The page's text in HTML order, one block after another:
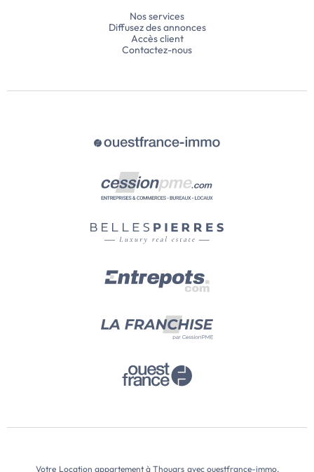
Nos services
Diffusez des annonces
Accès client
Contactez-nous
Votre Location appartement à Thouars avec ouestfrance-immo.